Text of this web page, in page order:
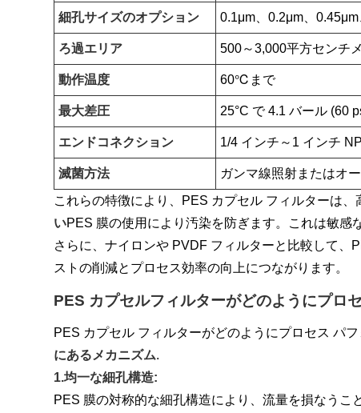
細孔サイズのオプション 0.1μm、0.2μm、
ろ過エリア 500～3,000平方センチ
動作温度 60℃まで
最大差圧 25°C で 4.1 バール (60
エンドコネクション 1/4 インチ～1 インチ
滅菌方法 ガンマ線照射またはオ
これらの特徴により、PES カプセル フィルターは
いPES 膜の使用により汚染を防ぎます。これは敏感
さらに、ナイロンや PVDF フィルターと比較して、
ストの削減とプロセス効率の向上につながります。
PES カプセルフィルターがどのようにプロ
PES カプセル フィルターがどのようにプロセス パ
にあるメカニズム.
1.均一な細孔構造:
PES 膜の対称的な細孔構造により、流量を損なう